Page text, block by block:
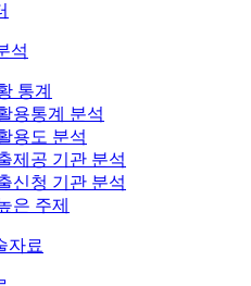
석
통계
용통계 분석
용도 분석
제공 기관 분석
신청 기관 분석
은 주제
자료